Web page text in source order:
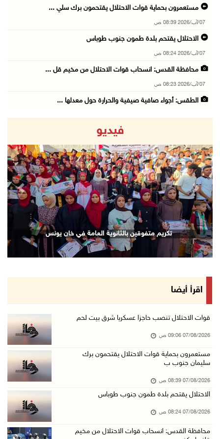
مستعمرون بحماية قوات الاحتلال يقتحمون برك سلي ...
07/آب/2026 08:39 ص
الاحتلال يقتحم بلدة طمون جنوب طوباس
07/آب/2026 08:24 ص
محافظة القدس: انسحاب قوات الاحتلال من مخيم قل ...
07/آب/2026 08:23 ص
الطقس: أجواء صافية صيفية والحرارة حول معدلها ...
تواصل انتهاكات الاحتلال والمستعمرين: اعتقالات ...
06/آب/2026 11:53 م
الاحتلال يخطر باقتلاع أشجار من 310 دونمات وال ...
06/آب/2026 11:14 م
قوات الاحتلال تقتحم يعبد جنوب غرب جنين
06/آب/2026 10:49 م
48 إصابة منذ بدء عدوان الاحتلال على مخيم قلند ...
06/آب/2026 10:45 م
الاحتلال يعتقل شابين من المغير
وزير الداخلية يبحث مع مكافحة المخدرات الدولي ...
رئيس بلدية الخليل يطلع وفدا أميركيا على تطورا ...
06/آب/2026 09:59 م
06/آب/2026 09:17 م
إصابة مسن بجروح ورضوض إثر اعتداء جيش الاحتلال ...
06/آب/2026 09:13 م
ورشة توصي بخطة عاجلة لاستعادة التعليم الوجاهي ...
فيديو
تكريم متفوقين بالثانوية العامة في خان يونس
Next
اقرأ أيضا
قوات الاحتلال تنصب حاجزا عسكريا شرق بيت لحم
07/08/2026 09:06 ص
مستعمرون بحماية قوات الاحتلال يقتحمون برك
سليمان جنوب ب
07/08/2026 08:39 ص
الاحتلال يقتحم بلدة طمون جنوب طوباس
07/08/2026 08:24 ص
محافظة القدس: انسحاب قوات الاحتلال من مخيم